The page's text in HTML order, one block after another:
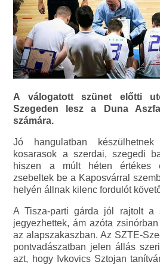
A válogatott szünet előtti
Szegeden lesz a Duna
számára.
Jó hangulatban
kosarasok a szerdai, szegedi
hiszen a múlt héten értékes
zsebeltek be a Kaposvárral
helyén állnak kilenc fordulót
A Tisza-parti gárda jól rajtolt a
jegyezhettek, ám azóta
az alapszakaszban. Az SZTE-
pontvadászatban jelen állás
azt, hogy Ivkovics Sztojan